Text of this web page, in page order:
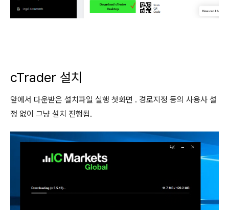
cTrader 설치
앞에서 다운받은 설치파일 실행 첫화면 . 경로지정 등의 사용사 설
정 없이 그냥 설치 진행됨.